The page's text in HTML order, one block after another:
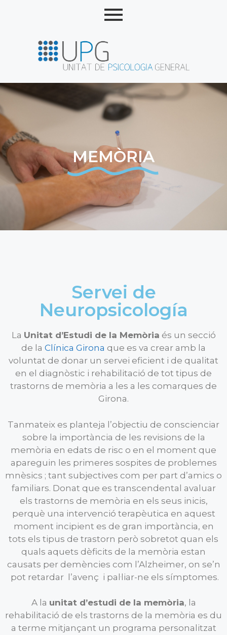
MEMÒRIA
Servei de
Neuropsicología
La Unitat d’Estudi de la Memòria és un secció
de la Clínica Girona que es va crear amb la
voluntat de donar un servei eficient i de qualitat
en el diagnòstic i rehabilitació de tot tipus de
trastorns de memòria a les a les comarques de
Girona.
Tanmateix es planteja l’objectiu de conscienciar
sobre la importància de les revisions de la
memòria en edats de risc o en el moment que
apareguin les primeres sospites de problemes
mnèsics ; tant subjectives com per part d’amics o
familiars. Donat que es transcendental avaluar
els trastorns de memòria en els seus inicis,
perquè una intervenció terapèutica en aquest
moment incipient es de gran importància, en
tots els tipus de trastorn però sobretot quan els
quals aquets dèficits de la memòria estan
causats per demències com l’Alzheimer, on se’n
pot retardar l’avenç i pal·liar-ne els símptomes.
A la unitat d’estudi de la memòria, la
rehabilitació de els trastorns de la memòria es du
a terme mitjançant un programa personalitzat